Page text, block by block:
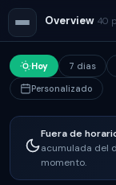
Overview 40
Hoy 7 dias
Personalizado
Fuera de
acumulada del
momento.